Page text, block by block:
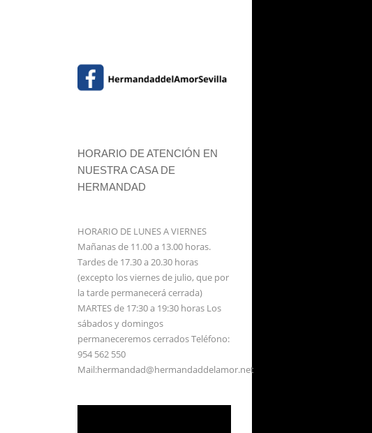
HORARIO DE ATENCIÓN EN
NUESTRA CASA DE
HERMANDAD
HORARIO DE LUNES A VIERNES
Mañanas de 11.00 a 13.00 horas.
Tardes de 17.30 a 20.30 horas
(excepto los viernes de julio, que por
la tarde permanecerá cerrada)
MARTES de 17:30 a 19:30 horas Los
sábados y domingos
permaneceremos cerrados Teléfono:
954 562 550
Mail:hermandad@hermandaddelamor.net